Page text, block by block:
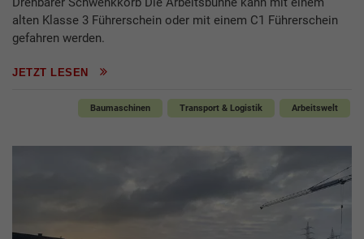
alten Klasse 3 Führerschein oder mit einem C1 Führerschein
gefahren werden.
JETZT LESEN
Baumaschinen Transport & Logistik Arbeitswelt